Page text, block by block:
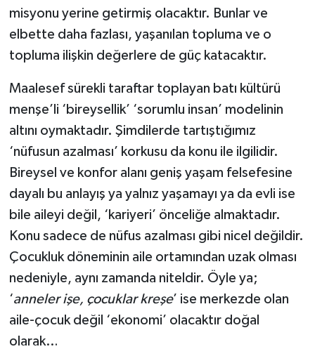
misyonu yerine getirmiş olacaktır. Bunlar ve
elbette daha fazlası, yaşanılan topluma ve o
topluma ilişkin değerlere de güç katacaktır.
Maalesef sürekli taraftar toplayan batı kültürü
menşe’li ‘bireysellik’ ‘sorumlu insan’ modelinin
altını oymaktadır. Şimdilerde tartıştığımız
‘nüfusun azalması’ korkusu da konu ile ilgilidir.
Bireysel ve konfor alanı geniş yaşam felsefesine
dayalı bu anlayış ya yalnız yaşamayı ya da evli ise
bile aileyi değil, ‘kariyeri’ önceliğe almaktadır.
Konu sadece de nüfus azalması gibi nicel değildir.
Çocukluk döneminin aile ortamından uzak olması
nedeniyle, aynı zamanda niteldir. Öyle ya;
‘anneler işe, çocuklar kreşe’ ise merkezde olan
aile-çocuk değil ‘ekonomi’ olacaktır doğal
olarak…